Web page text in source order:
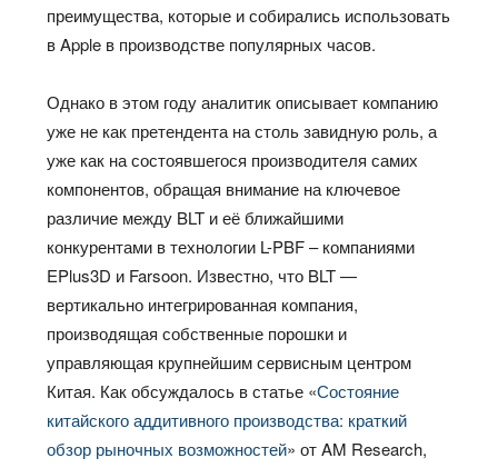
преимущества, которые и собирались использовать
в Apple в производстве популярных часов.
Однако в этом году аналитик описывает компанию
уже не как претендента на столь завидную роль, а
уже как на состоявшегося производителя самих
компонентов, обращая внимание на ключевое
различие между BLT и её ближайшими
конкурентами в технологии L-PBF – компаниями
EPlus3D и Farsoon. Известно, что BLT —
вертикально интегрированная компания,
производящая собственные порошки и
управляющая крупнейшим сервисным центром
Китая. Как обсуждалось в статье «Состояние
китайского аддитивного производства: краткий
обзор рыночных возможностей» от AM Research,